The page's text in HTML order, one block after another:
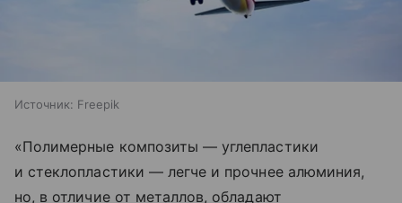
Источник: Freepik
«Полимерные композиты — углепластики
и стеклопластики — легче и прочнее алюминия,
но, в отличие от металлов, обладают